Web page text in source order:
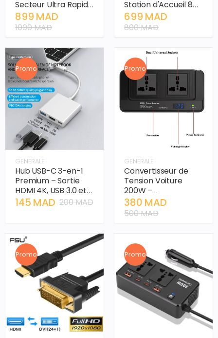
Secteur Ultra Rapide
PD 3.1
899 MAD
1000 MAD
Station d'Accueil 8
Ports et Rotation
360°
699 MAD
800 MAD
Promo
GENERALE
Hub USB-C 3-en-1
Premium – Sortie
HDMI 4K, USB 3.0 et
Charge PD 100W
145 MAD 200 MAD
Promo
GENERALE
Convertisseur de
Tension Voiture
200W –
Transformateur 12V
DC en 220V AC –
Prises Universelles et
380 MAD
500 MAD
Promo Promo